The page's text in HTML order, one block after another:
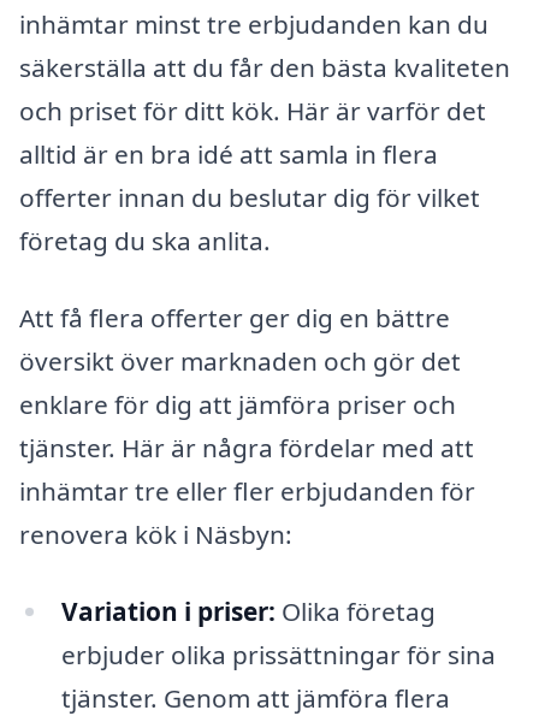
inhämtar minst tre erbjudanden kan du
säkerställa att du får den bästa kvaliteten
och priset för ditt kök. Här är varför det
alltid är en bra idé att samla in flera
offerter innan du beslutar dig för vilket
företag du ska anlita.
Att få flera offerter ger dig en bättre
översikt över marknaden och gör det
enklare för dig att jämföra priser och
tjänster. Här är några fördelar med att
inhämtar tre eller fler erbjudanden för
renovera kök i Näsbyn:
Variation i priser: Olika företag
erbjuder olika prissättningar för sina
tjänster. Genom att jämföra flera